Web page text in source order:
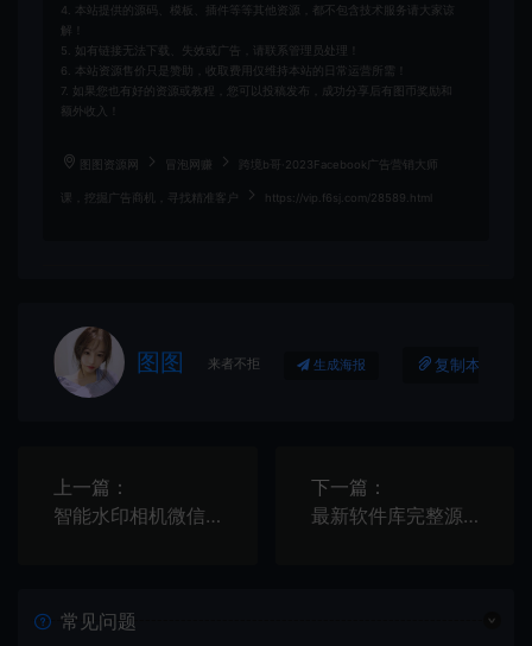
4. 本站提供的源码、模板、插件等等其他资源，都不包含技术服务请大家谅
解！
5. 如有链接无法下载、失效或广告，请联系管理员处理！
6. 本站资源售价只是赞助，收取费用仅维持本站的日常运营所需！
7. 如果您也有好的资源或教程，您可以投稿发布，成功分享后有图币奖励和
额外收入！
图图资源网 冒泡网赚 跨境b哥·2023Facebook广告营销大师
课，挖掘广告商机，寻找精准客户 https://vip.f6sj.com/28589.html
图图 来者不拒 生成海报 复制本文链接
上一篇：
智能水印相机微信小程序源码 支持自定义内容 照片添加水印
下一篇：
最新软件库完整源码+详细教程 多种变现模式【价值188元-非市面泛滥】
常见问题